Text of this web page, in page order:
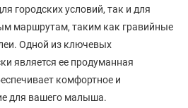
городских условий, так и для
маршрутам, таким как гравийные
Одной из ключевых
является ее продуманная
комфортное и
для вашего малыша.